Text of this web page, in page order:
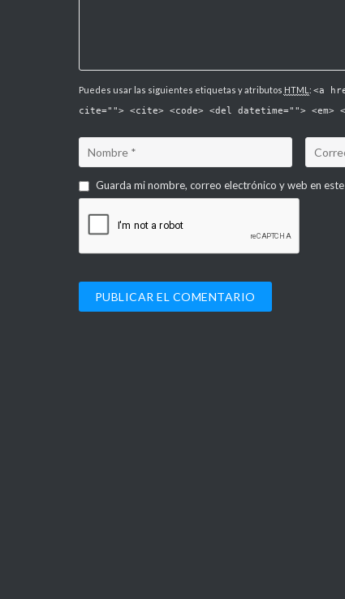
Puedes usar las siguientes etiquetas y atributos HTML : <a
cite=""> <cite> <code> <del datetime="">
Guarda mi nombre, correo electrónico y web en